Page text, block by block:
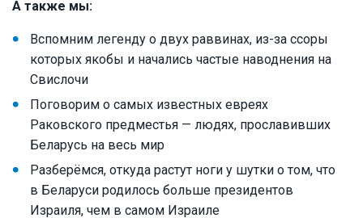
А также мы:
Вспомним легенду о двух раввинах, из-за ссоры
которых якобы и начались частые наводнения на
Свислочи
Поговорим о самых известных евреях
Раковского предместья — людях, прославивших
Беларусь на весь мир
Разберёмся, откуда растут ноги у шутки о том, что
в Беларуси родилось больше президентов
Израиля, чем в самом Израиле